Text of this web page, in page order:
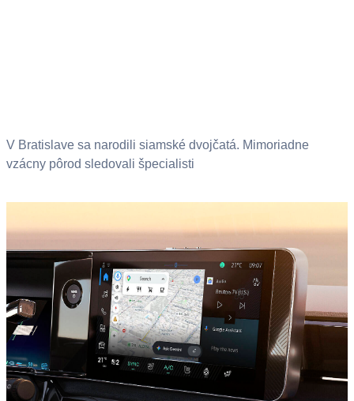
V Bratislave sa narodili siamské dvojčatá. Mimoriadne
vzácny pôrod sledovali špecialisti